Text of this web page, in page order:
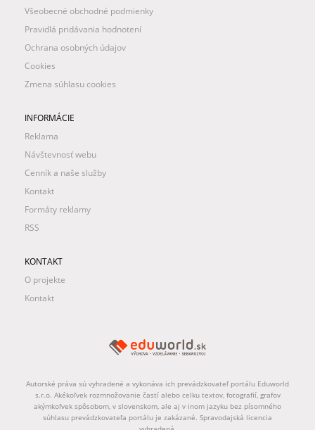
Všeobecné obchodné podmienky
Pravidlá pridávania hodnotení
Ochrana osobných údajov
Cookies
Zmena súhlasu cookies
INFORMÁCIE
Reklama
Návštevnosť webu
Cenník a naše služby
Kontakt
Formáty reklamy
RSS
KONTAKT
O projekte
Kontakt
Autorské práva sú vyhradené a vykonáva ich prevádzkovateľ portálu Eduworld
s.r.o. Akékoľvek rozmnožovanie častí alebo celku textov, fotografií, grafov
akýmkoľvek spôsobom, v slovenskom, ale aj v inom jazyku bez písomného
súhlasu prevádzkovateľa portálu je zakázané. Spravodajská licencia